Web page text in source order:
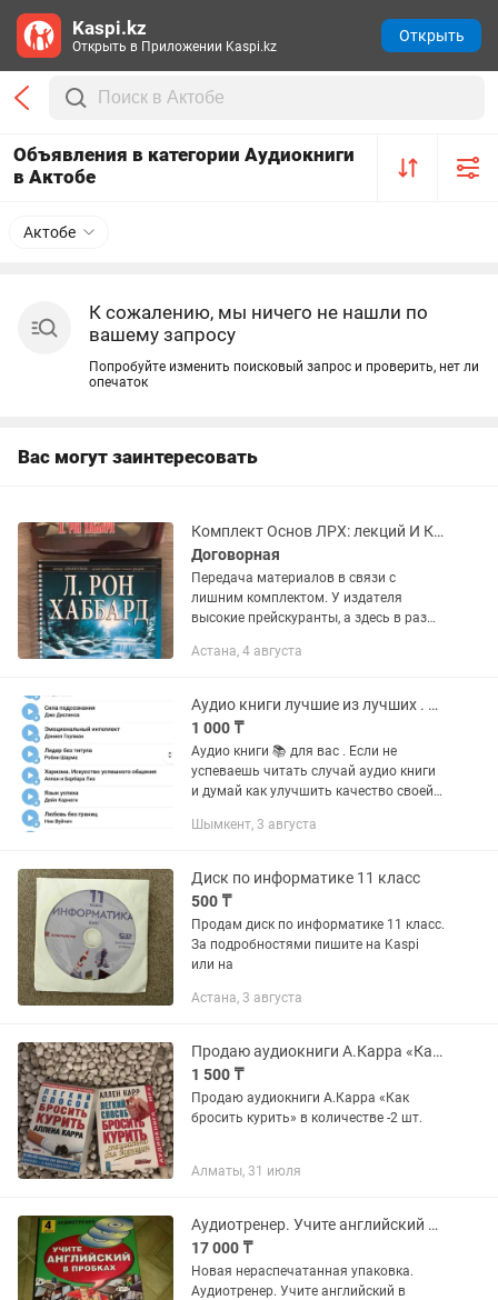
Объявления в категории Аудиокниги
в Актобе
Актобе
К сожалению, мы ничего не нашли по
вашему запросу
Попробуйте изменить поисковый запрос и проверить, нет ли
опечаток
Вас могут заинтересовать
Комплект Основ ЛРХ: лекций И КНИГ Хаббарда (сСопровод.Текстами Основы)
Договорная
Передача материалов в связи с
лишним комплектом. У издателя
высокие прейскуранты, а здесь в раз
МОЖНО ЧАСТЯМИ, и в этом Вам может
Астана, 4 августа
Аудио книги лучшие из лучших . 202 книг
1 000 ₸
Аудио книги 📚 для вас . Если не
успеваешь читать случай аудио книги
и думай как улучшить качество своей
люблю сама слушать аудио книги и
Шымкент, 3 августа
Диск по информатике 11 класс
500 ₸
Продам диск по информатике 11 класс.
За подробностями пишите на Kaspi
или на
Астана, 3 августа
Продаю аудиокниги А.Карра «Как бросить курить»
1 500 ₸
Продаю аудиокниги А.Карра «Как
бросить курить» в количестве -2 шт.
Алматы, 31 июля
Аудиотренер. Учите английский в поездках пробках. 4 диска. слов и выражений
17 000 ₸
Новая нераспечатанная упаковка.
Аудиотренер. Учите английский в
Kaspi.kz
Открыть в Приложении Kaspi.kz
Открыть